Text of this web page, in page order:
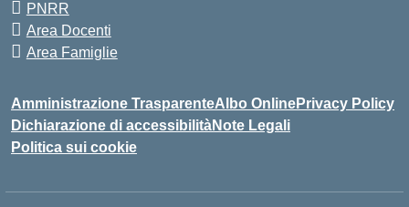
PNRR
Area Docenti
Area Famiglie
Amministrazione TrasparenteAlbo OnlinePrivacy Policy
Dichiarazione di accessibilitàNote Legali
Politica sui cookie